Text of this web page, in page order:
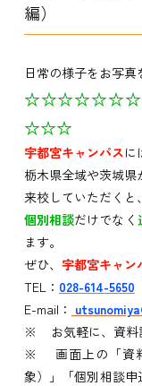
編）
日常の様子をお写
☆☆☆
宇都宮キャンパスに
栃木県全域や茨城県
来校していただくと、
個別相談だけでなく
ます。
ぜひ、 宇都宮キャン
TEL： 028-614-5650
E-mail：
※ お気軽に、資料
※ 画面上の「資料
象）」「個別相談